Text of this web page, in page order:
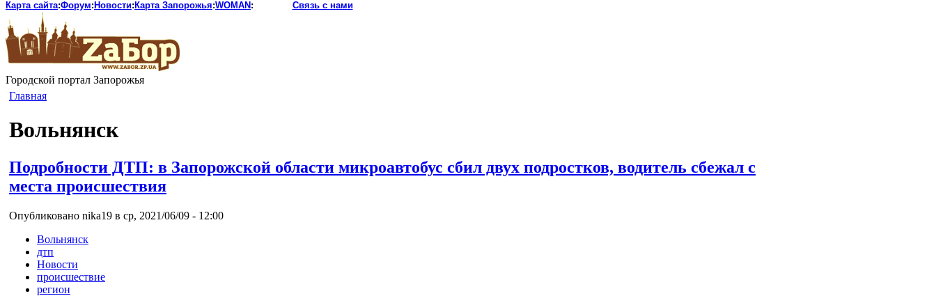
Карта сайта:Форум: Новости: Карта Запорожья:WOMAN : Связь с нами
Городской портал Запорожья
Главная
Вольнянск
Подробности ДТП: в Запорожской области микроавтобус сбил двух подростков, водитель сбежал с
места происшествия
Опубликовано nika19 в ср, 2021/06/09 - 12:00
Вольнянск
дтп
Новости
происшествие
регион